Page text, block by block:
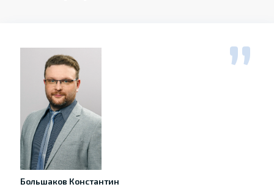
Большаков Константин